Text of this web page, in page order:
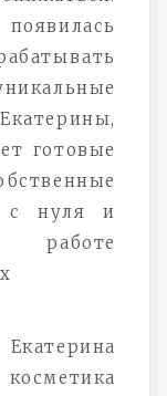
готовые
с нуля и